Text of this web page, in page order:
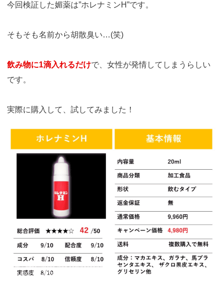
今回検証した媚薬は”ホレナミンH”です。
そもそも名前から胡散臭い…(笑)
飲み物に1滴入れるだけで、女性が発情してしまうらしい
です。
実際に購入して、試してみました！
引用：https://mens-land.com/shopping/lp.php?p=horenamin&adcd=ne1ce8vnpst&_xui
d=xuidx8480f24f8cx7ae&_fsc=13